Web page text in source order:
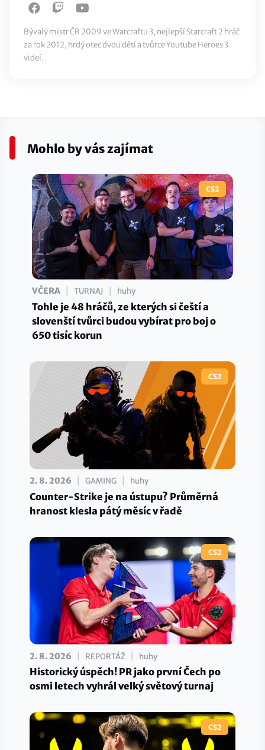
Bývalý mistr ČR 2009 ve Warcraftu 3, nejlepší Starcraft 2 hráč
za rok 2012, hrdý otec dvou dětí a tvůrce Youtube Heroes 3
videí.
Mohlo by vás zajímat
CS2
VČERA TURNAJ huhy
Tohle je 48 hráčů, ze kterých si čeští a
slovenští tvůrci budou vybírat pro boj o
650 tisíc korun
CS2
2. 8. 2026 GAMING huhy
Counter-Strike je na ústupu? Průměrná
hranost klesla pátý měsíc v řadě
CS2
2. 8. 2026 REPORTÁŽ huhy
Historický úspěch! PR jako první Čech po
osmi letech vyhrál velký světový turnaj
CS2